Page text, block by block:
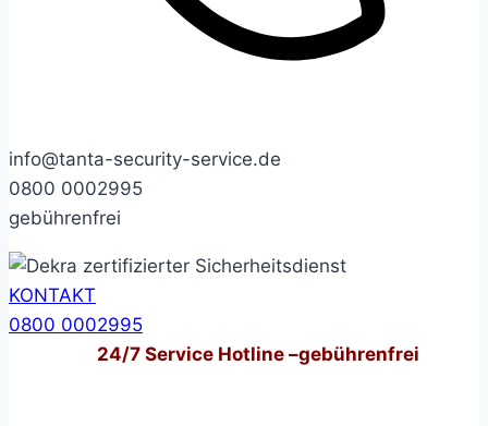
info@tanta-security-service.de
0800 0002995
gebührenfrei
KONTAKT
0800 0002995
24/7Service Hotline –gebührenfrei